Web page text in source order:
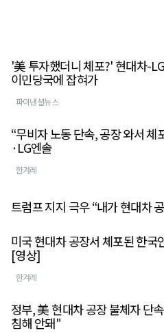
'美 투자했더니 체포?' 현대차-
이민당국에 잡혀가
파이낸셜뉴스
“무비자 노동 단속, 공장 와서
·LG엔솔
한겨레
트럼프 지지 극우 “내가 현대차
미국 현대차 공장서 체포된 한
[영상]
한겨레
정부, 美 현대차 공장 불체자 단
침해 안돼"